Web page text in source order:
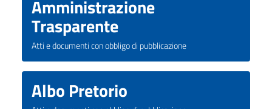
Amministrazione
Trasparente
Atti e documenti con obbligo di pubblicazione
Albo Pretorio